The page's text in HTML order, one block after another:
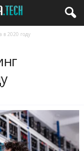
в 2020 году